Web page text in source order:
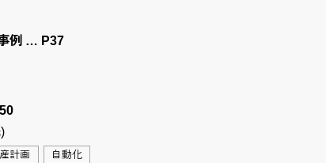
例 … P37
計画 自動化